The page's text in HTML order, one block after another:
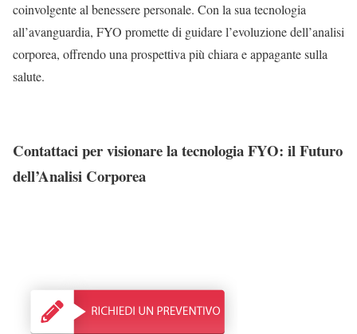
coinvolgente al benessere personale. Con la sua tecnologia
all’avanguardia, FYO promette di guidare l’evoluzione dell’analisi
corporea, offrendo una prospettiva più chiara e appagante sulla
salute.
Contattaci per visionare la tecnologia FYO: il Futuro
dell’Analisi Corporea